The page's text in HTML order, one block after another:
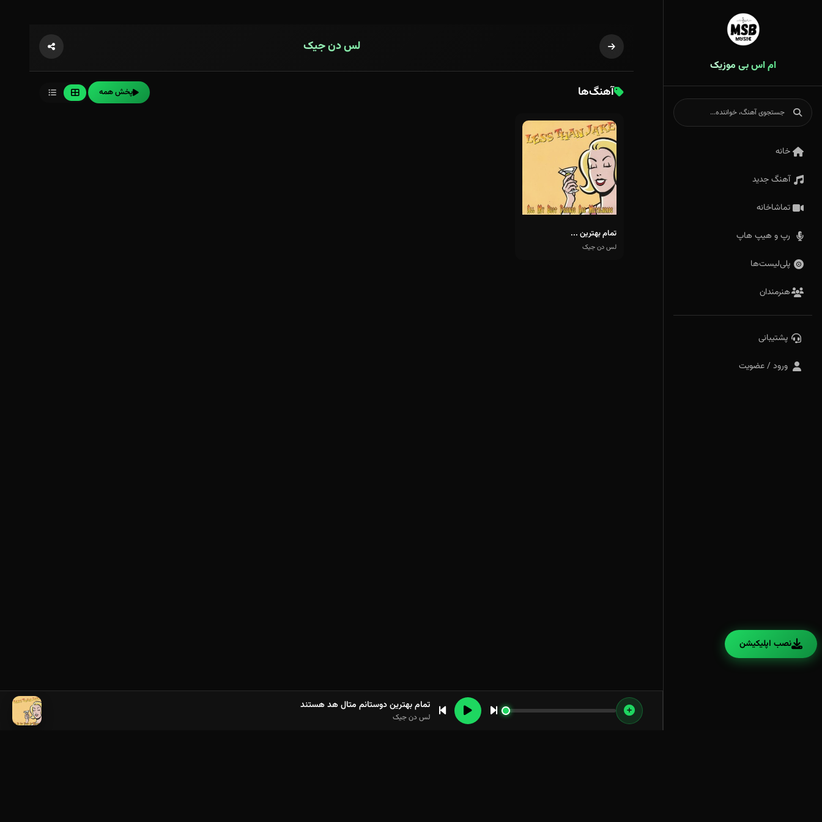
ام اس بی موزیک
خانه
آهنگ جدید
تماشاخانه
رپ و هیپ هاپ
پلی‌لیست‌ها
هنرمندان
پشتیبانی
ورود / عضویت
لس دن جیک
آهنگ‌ها پخش همه
تمام بهترین ...
لس دن جیک
تمام بهترین دوستانم متال هد هستند
لس دن جیک
نصب اپلیکیشن